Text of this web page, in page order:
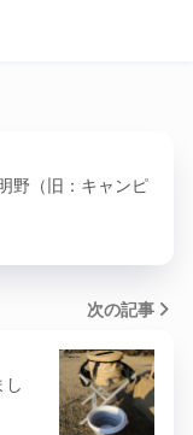
野（旧：キャンピ
次の記事
し